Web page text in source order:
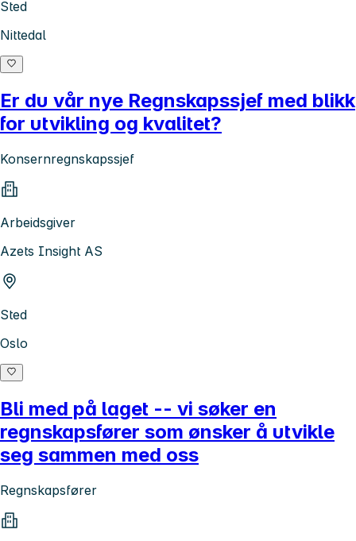
Sted
Nittedal
Er du vår nye Regnskapssjef med blikk
for utvikling og kvalitet?
Konsernregnskapssjef
Arbeidsgiver
Azets Insight AS
Sted
Oslo
Bli med på laget -- vi søker en
regnskapsfører som ønsker å utvikle
seg sammen med oss
Regnskapsfører